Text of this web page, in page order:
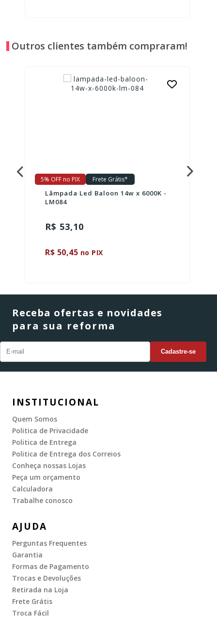
Outros clientes também compraram!
5% OFF no PIX Frete Grátis*
Lâmpada Led Baloon 14w x 6000K -
LM084
R$ 53,10
R$ 50,45 no PIX
Receba ofertas e novidades
para sua reforma
INSTITUCIONAL
Quem Somos
Politica de Privacidade
Politica de Entrega
Politica de Entrega dos Correios
Conheça nossas Lojas
Peça um orçamento
Calculadora
Trabalhe conosco
AJUDA
Perguntas Frequentes
Garantia
Formas de Pagamento
Trocas e Devoluções
Retirada na Loja
Frete Grátis
Troca Fácil